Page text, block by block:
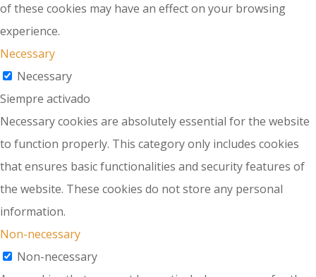
of these cookies may have an effect on your browsing
experience.
Necessary
Necessary
Siempre activado
Necessary cookies are absolutely essential for the website
to function properly. This category only includes cookies
that ensures basic functionalities and security features of
the website. These cookies do not store any personal
information.
Non-necessary
Non-necessary